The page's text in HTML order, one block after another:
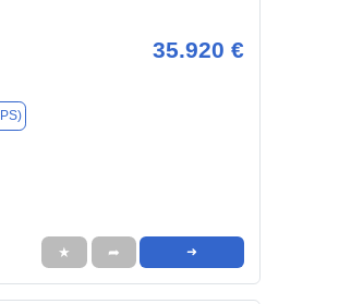
35.920 €
★ ➦ ➜